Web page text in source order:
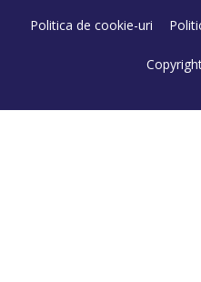
Politica de cookie-uri